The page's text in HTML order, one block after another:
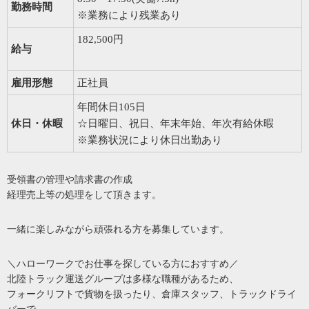
勤務時間
※業務により残業あり
給与
182,500円
雇用形態 正社員
休日・休暇
年間休日105日
☆日曜日、祝日、年末年始、年次有給休暇
※業務状況により休日出勤あり
受領書の管理や請求書の作成
経理売上等の処理をして頂きます。
一緒に楽しみながら頑張れる方を募集しています。
＼ハローワークでお仕事を探している方におすすめ／
北陸トラック運送グループは多様な職種があるため、
フォークリフトで貨物を扱ったり、倉庫スタッフ、トラックドライ